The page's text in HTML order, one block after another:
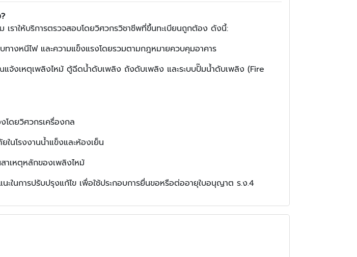
ราให้บริการตรวจสอบโดยวิศวกรวิชาชีพที่ขึ้นทะเบียนถูกต้อง ดังนี้:
ทางหนีไฟ และความแข็งแรงโดยรวมตามกฎหมายควบคุมอาคาร
งเหตุเพลิงไหม้ ตู้ฉีดน้ำดับเพลิง ถังดับเพลิง และระบบปั๊มน้ำดับเพลิง (Fire
โดยวิศวกรเครื่องกล
ในโรงงานน้ำแข็งและห้องเย็น
าเหตุหลักของเพลิงไหม้
นการปรับปรุงแก้ไข เพื่อใช้ประกอบการยื่นขอหรือต่ออายุใบอนุญาต ร.ง.4